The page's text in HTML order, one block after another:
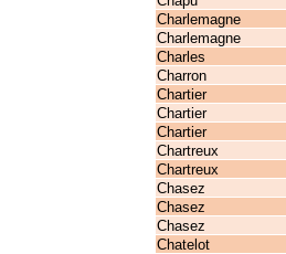
Charlemagne
Charlemagne
Charles
Charron
Chartier
Chartier
Chartier
Chartreux
Chartreux
Chasez
Chasez
Chasez
Chatelot